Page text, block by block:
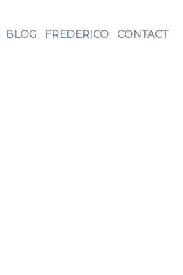
BLOG FREDERICO CONTACT